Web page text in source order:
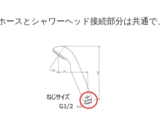
ースとシャワーヘッド接続部分は共通で、